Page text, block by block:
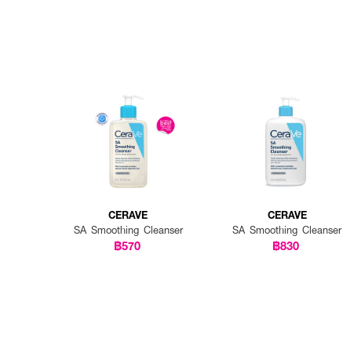
CERAVE
SA Smoothing Cleanser
฿570
CERAVE
SA Smoothing Cleanser
฿830